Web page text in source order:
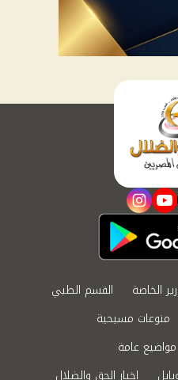
youtube
instagram
الخاصة
القسم الطبي
منوعات مسيحية
مواضيع عامة
اخبار الحق والضلال